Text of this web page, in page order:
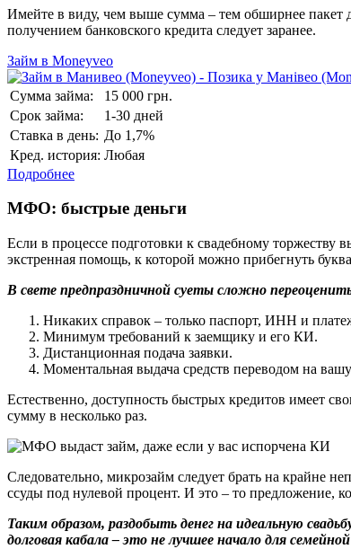
Имейте в виду, чем выше сумма – тем обширнее пакет
получением банковского кредита следует заранее.
Займ в Moneyveo
Сумма займа:
15 000 грн.
Срок займа:
1-30 дней
Ставка в день: До 1,7%
Кред. история: Любая
Подробнее
МФО: быстрые деньги
Если в процессе подготовки к свадебному торжеству
экстренная помощь, к которой можно прибегнуть
В свете предпраздничной суеты сложно
Никаких справок – только паспорт, ИНН и
Минимум требований к заемщику и его КИ.
Дистанционная подача заявки.
Моментальная выдача средств переводом на вашу
Естественно, доступность быстрых кредитов имеет
сумму в несколько раз.
Следовательно, микрозайм следует брать на крайне
ссуды под нулевой процент. И это – то предложение,
Таким образом, раздобыть денег на идеальную
долговая кабала – это не лучшее начало для